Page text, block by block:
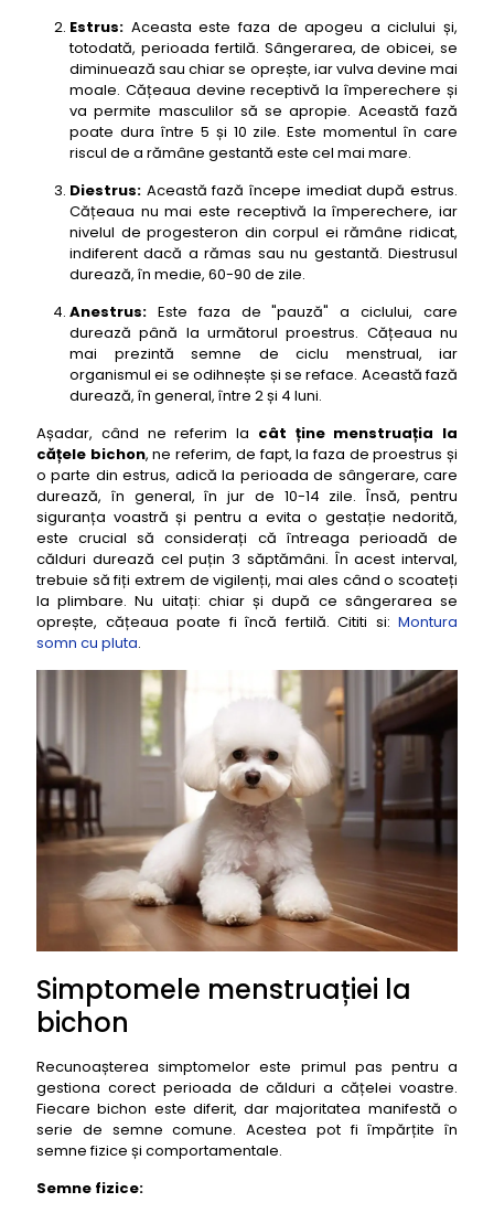
Estrus: Aceasta este faza de apogeu a ciclului și,
totodată, perioada fertilă. Sângerarea, de obicei, se
diminuează sau chiar se oprește, iar vulva devine mai
moale. Cățeaua devine receptivă la împerechere și
va permite masculilor să se apropie. Această fază
poate dura între 5 și 10 zile. Este momentul în care
riscul de a rămâne gestantă este cel mai mare.
Diestrus: Această fază începe imediat după estrus.
Cățeaua nu mai este receptivă la împerechere, iar
nivelul de progesteron din corpul ei rămâne ridicat,
indiferent dacă a rămas sau nu gestantă. Diestrusul
durează, în medie, 60-90 de zile.
Anestrus: Este faza de "pauză" a ciclului, care
durează până la următorul proestrus. Cățeaua nu
mai prezintă semne de ciclu menstrual, iar
organismul ei se odihnește și se reface. Această fază
durează, în general, între 2 și 4 luni.
Așadar, când ne referim la cât ține menstruația la
cățele bichon, ne referim, de fapt, la faza de proestrus și
o parte din estrus, adică la perioada de sângerare, care
durează, în general, în jur de 10-14 zile. Însă, pentru
siguranța voastră și pentru a evita o gestație nedorită,
este crucial să considerați că întreaga perioadă de
călduri durează cel puțin 3 săptămâni. În acest interval,
trebuie să fiți extrem de vigilenți, mai ales când o scoateți
la plimbare. Nu uitați: chiar și după ce sângerarea se
oprește, cățeaua poate fi încă fertilă. Cititi si: Montura
somn cu pluta.
Simptomele menstruației la
bichon
Recunoașterea simptomelor este primul pas pentru a
gestiona corect perioada de călduri a cățelei voastre.
Fiecare bichon este diferit, dar majoritatea manifestă o
serie de semne comune. Acestea pot fi împărțite în
semne fizice și comportamentale.
Semne fizice: